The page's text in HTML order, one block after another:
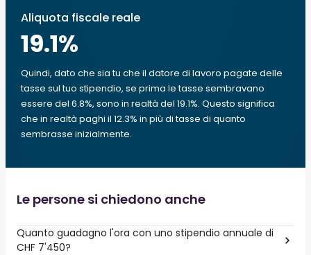
Aliquota fiscale reale
19.1%
Quindi, dato che sia tu che il datore di lavoro pagate delle
tasse sul tuo stipendio, se prima le tasse sembravano
essere del 6.8%, sono in realtà del 19.1%. Questo significa
che in realtà paghi il 12.3% in più di tasse di quanto
sembrasse inizialmente.
Le persone si chiedono anche
Quanto guadagno l'ora con uno stipendio annuale di
CHF 7'450?